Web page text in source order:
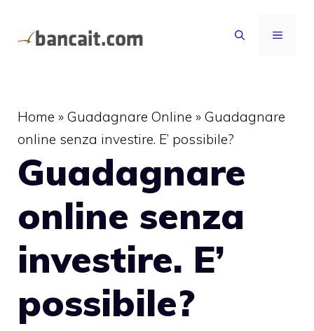
MENU
Home » Guadagnare Online » Guadagnare
online senza investire. E’ possibile?
Guadagnare
online senza
investire. E’
possibile?